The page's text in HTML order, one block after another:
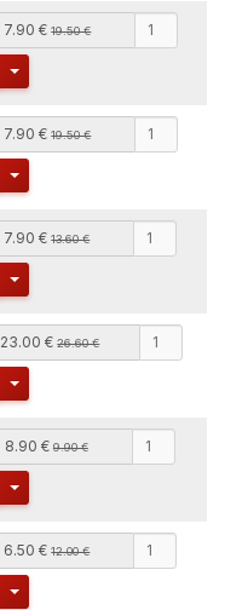
7.90 €19.50 €
Toggle Dropdown
7.90 €19.50 €
Toggle Dropdown
7.90 €13.60 €
Toggle Dropdown
23.00 €26.60 €
Toggle Dropdown
8.90 €9.90 €
Toggle Dropdown
6.50 €12.00 €
Toggle Dropdown